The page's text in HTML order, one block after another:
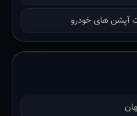
آپشن های خودرو